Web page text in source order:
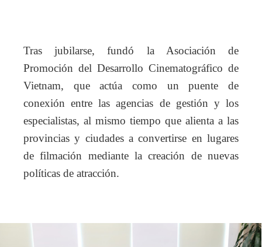
Tras jubilarse, fundó la Asociación de
Promoción del Desarrollo Cinematográfico de
Vietnam, que actúa como un puente de
conexión entre las agencias de gestión y los
especialistas, al mismo tiempo que alienta a las
provincias y ciudades a convertirse en lugares
de filmación mediante la creación de nuevas
políticas de atracción.